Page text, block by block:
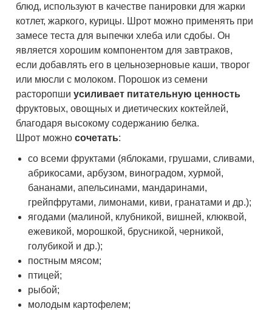
блюд, используют в качестве панировки для жарки
котлет, жаркого, курицы. Шрот можно применять при
замесе теста для выпечки хлеба или сдобы. Он
является хорошим компонентом для завтраков,
если добавлять его в цельнозерновые каши, творог
или мюсли с молоком. Порошок из семени
расторопшиусиливает питательную ценность
фруктовых, овощных и диетических коктейлей,
благодаря высокому содержанию белка.
Шрот можносочетать:
со всеми фруктами (яблоками, грушами, сливами,
абрикосами, арбузом, виноградом, хурмой,
бананами, апельсинами, мандаринами,
грейпфрутами, лимонами, киви, гранатами и др.);
ягодами (малиной, клубникой, вишней, клюквой,
ежевикой, морошкой, брусникой, черникой,
голубикой и др.);
постным мясом;
птицей;
рыбой;
молодым картофелем;